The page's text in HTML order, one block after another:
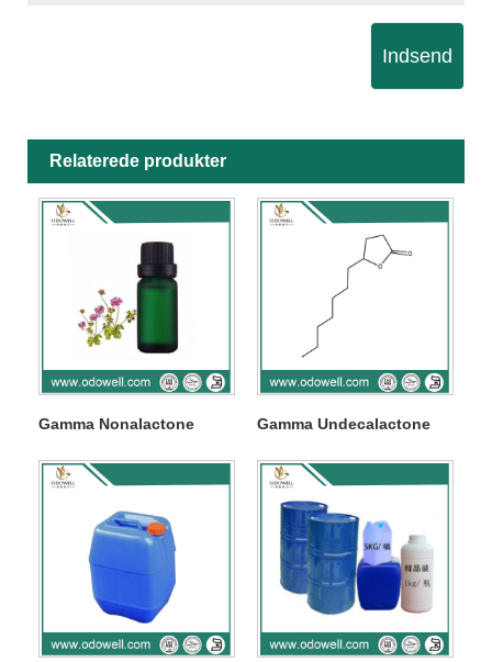
Indsend
Relaterede produkter
Gamma Nonalactone Gamma Undecalactone